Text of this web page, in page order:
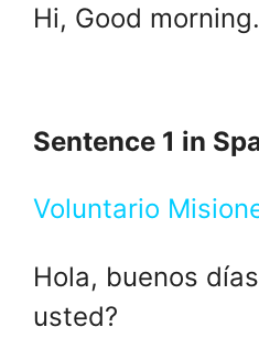
Hi, Good
Sentence 1 in
Voluntario
Hola, buenos
usted?